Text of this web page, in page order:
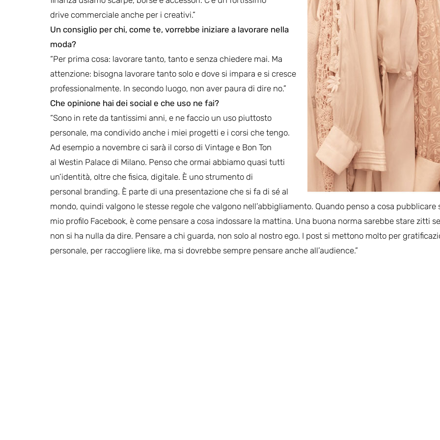
drive commerciale anche per i creativi.”
Un consiglio per chi, come te, vorrebbe iniziare a lavorare nella
moda?
“Per prima cosa: lavorare tanto, tanto e senza chiedere mai. Ma
attenzione: bisogna lavorare tanto solo e dove si impara e si cresce
professionalmente. In secondo luogo, non aver paura di dire no.”
Che opinione hai dei social e che uso ne fai?
“Sono in rete da tantissimi anni, e ne faccio un uso piuttosto
personale, ma condivido anche i miei progetti e i corsi che tengo.
Ad esempio a novembre ci sarà il corso di Vintage e Bon Ton
al Westin Palace di Milano. Penso che ormai abbiamo quasi tutti
un’identità, oltre che fisica, digitale. È uno strumento di
personal branding. È parte di una presentazione che si fa di sé al
mondo, quindi valgono le stesse regole che valgono nell’abbigliamento. Quando penso a cosa pubblicare
mio profilo Facebook, è come pensare a cosa indossare la mattina. Una buona norma sarebbe stare zitti se
non si ha nulla da dire. Pensare a chi guarda, non solo al nostro ego. I post si mettono molto per
personale, per raccogliere like, ma si dovrebbe sempre pensare anche all’audience.”